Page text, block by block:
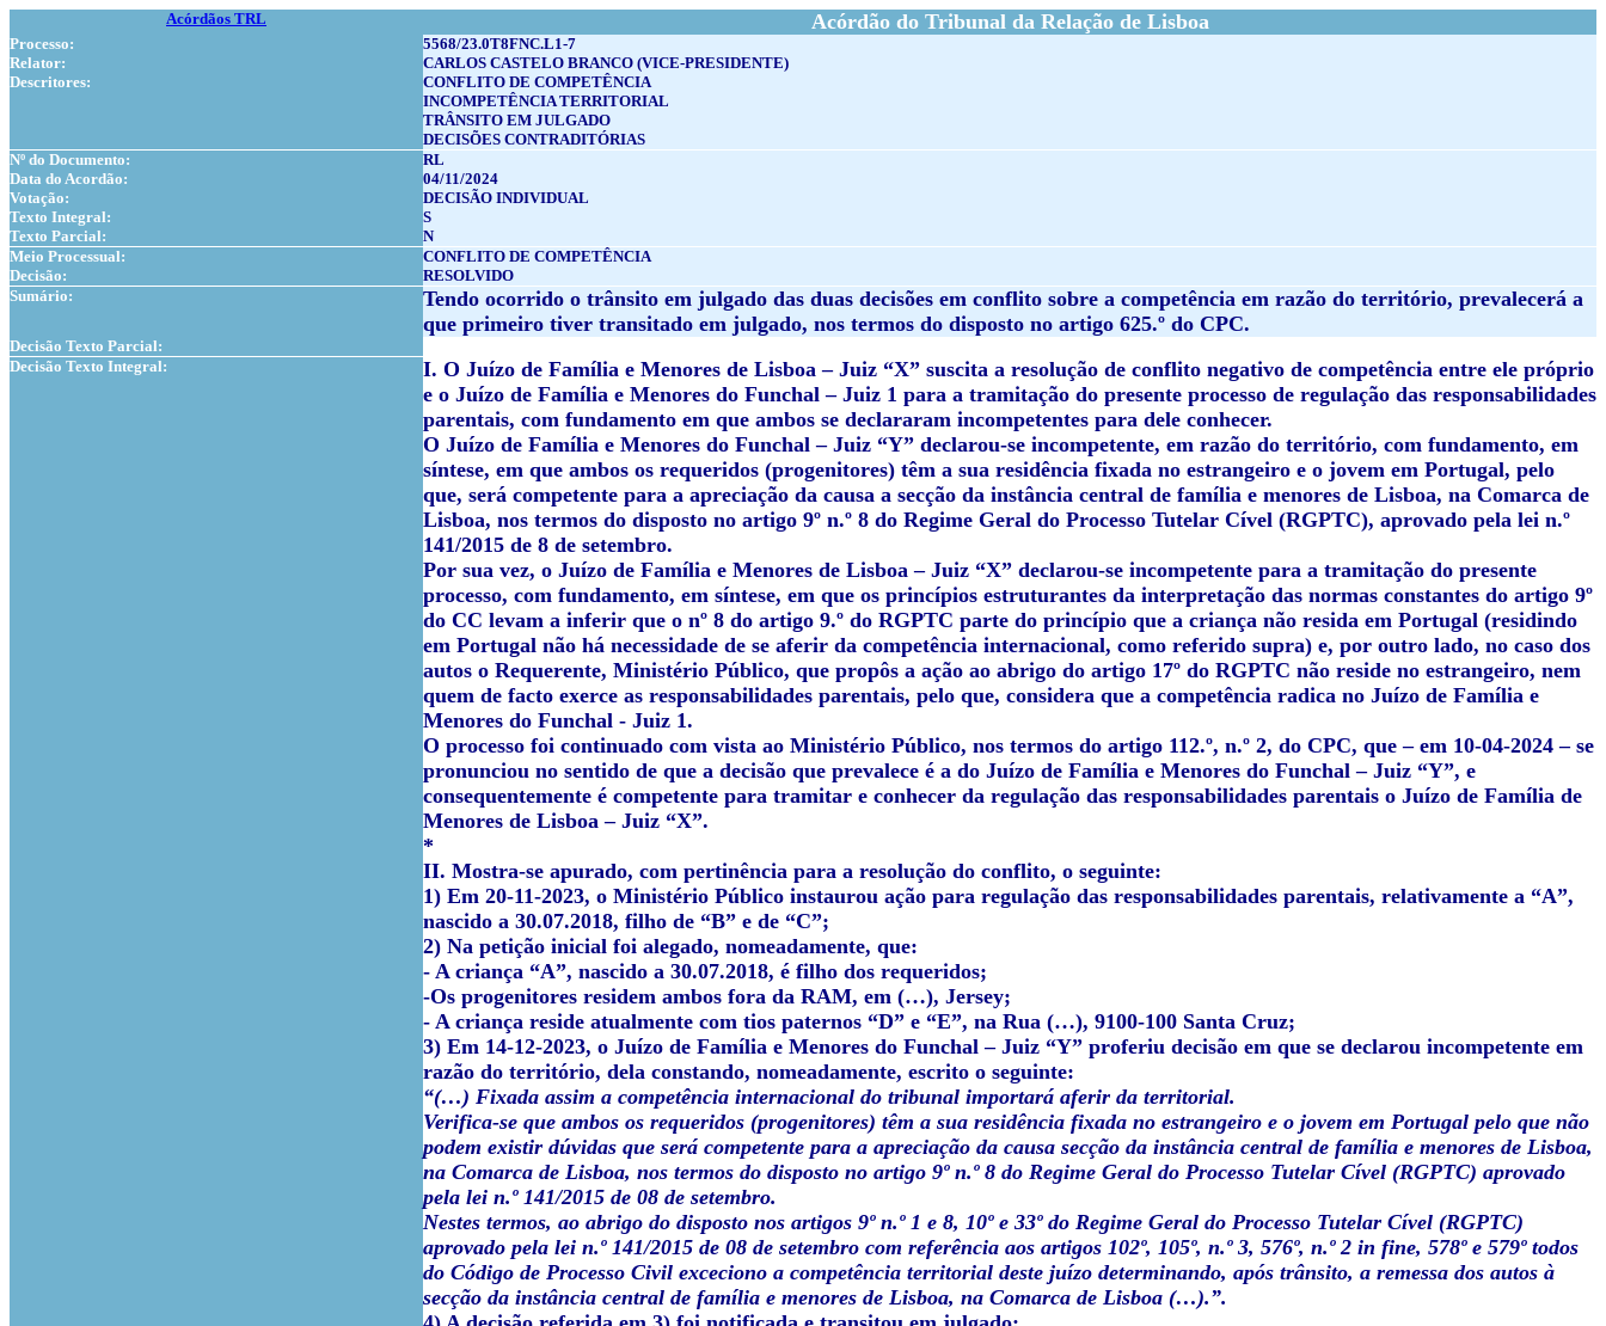
Acórdãos TRL Acórdão do Tribunal da Relação de Lisboa
Processo:
5568/23.0T8FNC.L1-7
Relator:
CARLOS CASTELO BRANCO (VICE-PRESIDENTE)
Descritores:
CONFLITO DE COMPETÊNCIA
INCOMPETÊNCIA TERRITORIAL
TRÂNSITO EM JULGADO
DECISÕES CONTRADITÓRIAS
Nº do Documento:
RL
Data do Acordão:
04/11/2024
Votação:
DECISÃO INDIVIDUAL
Texto Integral:
S
Texto Parcial:
N
Meio Processual:
CONFLITO DE COMPETÊNCIA
Decisão:
RESOLVIDO
Sumário:
Tendo ocorrido o trânsito em julgado das duas decisões em conflito sobre a competência em razão do território, prevalecerá a
que primeiro tiver transitado em julgado, nos termos do disposto no artigo 625.º do CPC.
Decisão Texto Parcial:
Decisão Texto Integral:
I. O Juízo de Família e Menores de Lisboa – Juiz “X” suscita a resolução de conflito negativo de competência entre ele próprio
e o Juízo de Família e Menores do Funchal – Juiz 1 para a tramitação do presente processo de regulação das responsabilidades
parentais, com fundamento em que ambos se declararam incompetentes para dele conhecer.
O Juízo de Família e Menores do Funchal – Juiz “Y” declarou-se incompetente, em razão do território, com fundamento, em
síntese, em que ambos os requeridos (progenitores) têm a sua residência fixada no estrangeiro e o jovem em Portugal, pelo
que, será competente para a apreciação da causa a secção da instância central de família e menores de Lisboa, na Comarca de
Lisboa, nos termos do disposto no artigo 9º n.º 8 do Regime Geral do Processo Tutelar Cível (RGPTC), aprovado pela lei n.º
141/2015 de 8 de setembro.
Por sua vez, o Juízo de Família e Menores de Lisboa – Juiz “X” declarou-se incompetente para a tramitação do presente
processo, com fundamento, em síntese, em que os princípios estruturantes da interpretação das normas constantes do artigo 9º
do CC levam a inferir que o nº 8 do artigo 9.º do RGPTC parte do princípio que a criança não resida em Portugal (residindo
em Portugal não há necessidade de se aferir da competência internacional, como referido supra) e, por outro lado, no caso dos
autos o Requerente, Ministério Público, que propôs a ação ao abrigo do artigo 17º do RGPTC não reside no estrangeiro, nem
quem de facto exerce as responsabilidades parentais, pelo que, considera que a competência radica no Juízo de Família e
Menores do Funchal - Juiz 1.
O processo foi continuado com vista ao Ministério Público, nos termos do artigo 112.º, n.º 2, do CPC, que – em 10-04-2024 – se
pronunciou no sentido de que a decisão que prevalece é a do Juízo de Família e Menores do Funchal – Juiz “Y”, e
consequentemente é competente para tramitar e conhecer da regulação das responsabilidades parentais o Juízo de Família de
Menores de Lisboa – Juiz “X”.
*
II. Mostra-se apurado, com pertinência para a resolução do conflito, o seguinte:
1) Em 20-11-2023, o Ministério Público instaurou ação para regulação das responsabilidades parentais, relativamente a “A”,
nascido a 30.07.2018, filho de “B” e de “C”;
2) Na petição inicial foi alegado, nomeadamente, que:
- A criança “A”, nascido a 30.07.2018, é filho dos requeridos;
-Os progenitores residem ambos fora da RAM, em (…), Jersey;
- A criança reside atualmente com tios paternos “D” e “E”, na Rua (…), 9100-100 Santa Cruz;
3) Em 14-12-2023, o Juízo de Família e Menores do Funchal – Juiz “Y” proferiu decisão em que se declarou incompetente em
razão do território, dela constando, nomeadamente, escrito o seguinte:
“(…) Fixada assim a competência internacional do tribunal importará aferir da territorial.
Verifica-se que ambos os requeridos (progenitores) têm a sua residência fixada no estrangeiro e o jovem em Portugal pelo que não
podem existir dúvidas que será competente para a apreciação da causa secção da instância central de família e menores de Lisboa,
na Comarca de Lisboa, nos termos do disposto no artigo 9º n.º 8 do Regime Geral do Processo Tutelar Cível (RGPTC) aprovado
pela lei n.º 141/2015 de 08 de setembro.
Nestes termos, ao abrigo do disposto nos artigos 9º n.º 1 e 8, 10º e 33º do Regime Geral do Processo Tutelar Cível (RGPTC)
aprovado pela lei n.º 141/2015 de 08 de setembro com referência aos artigos 102º, 105º, n.º 3, 576º, n.º 2 in fine, 578º e 579º todos
do Código de Processo Civil exceciono a competência territorial deste juízo determinando, após trânsito, a remessa dos autos à
secção da instância central de família e menores de Lisboa, na Comarca de Lisboa (…).”.